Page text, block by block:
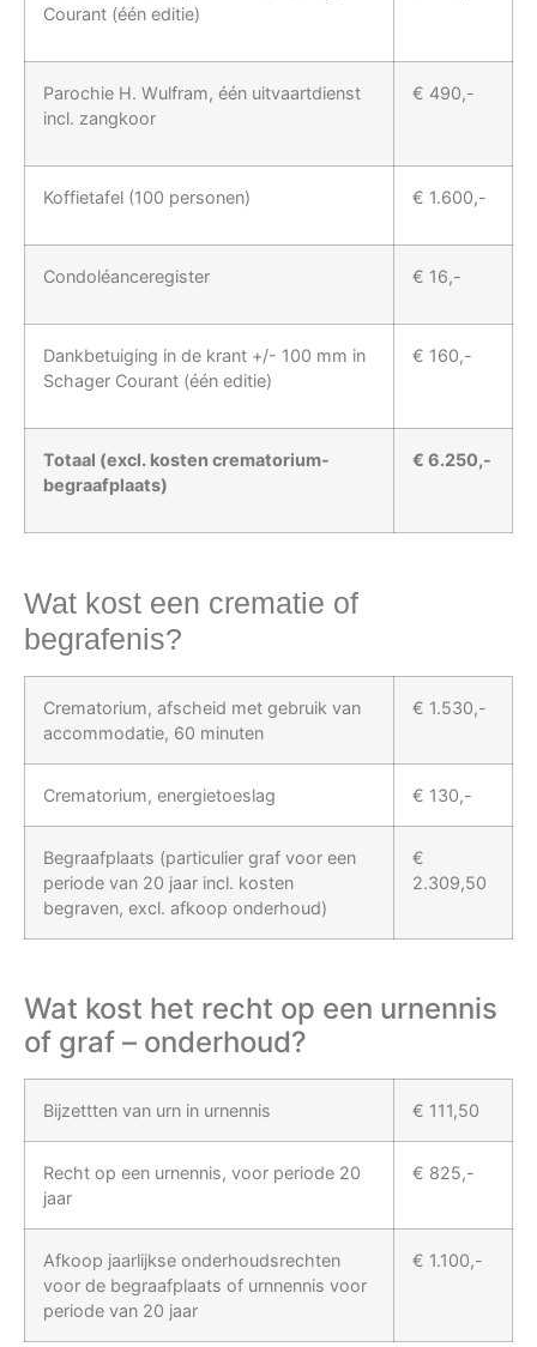
Courant (één editie)
Parochie H. Wulfram, één uitvaartdienst
incl. zangkoor
€ 490,-
Koffietafel (100 personen) € 1.600,-
Condoléanceregister € 16,-
Dankbetuiging in de krant +/- 100 mm in
Schager Courant (één editie)
€ 160,-
Totaal (excl. kosten crematorium-
begraafplaats)
€ 6.250,-
Wat kost een crematie of
begrafenis?
Crematorium, afscheid met gebruik van
accommodatie, 60 minuten
€ 1.530,-
Crematorium, energietoeslag € 130,-
Begraafplaats (particulier graf voor een
periode van 20 jaar incl. kosten
begraven, excl. afkoop onderhoud)
€
2.309,50
Wat kost het recht op een urnennis
of graf – onderhoud?
Bijzettten van urn in urnennis € 111,50
Recht op een urnennis, voor periode 20
jaar
€ 825,-
Afkoop jaarlijkse onderhoudsrechten
voor de begraafplaats of urnnennis voor
periode van 20 jaar
€ 1.100,-